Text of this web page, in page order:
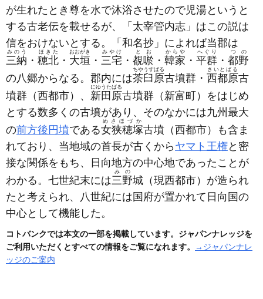
が生れたとき尊を水で沐浴させたので児湯というと
する古老伝を載せるが、「太宰管内志」はこの説は
信をおけないとする。「和名抄」によれば当郡は
三納
みのう
・ 穂北
ほきた
・ 大垣
おおがき
・ 三宅
みやけ
・ 覩唹
とお
・ 韓家
からや
・ 平群
へぐり
・ 都野
つの
の八郷からなる。郡内には茶臼原
ちやうすばる
古墳群・ 西都原
さいとばる
古
墳群 （西都市） 、 新田原
にゆうたばる
古墳群 （新富町） をはじめ
とする数多くの古墳があり、そのなかには九州最大
の前方後円墳である女狭穂塚
めさほづか
古墳 （西都市）
も含ま
れており、当地域の首長が古くから ヤマト王権と密
接な関係をもち、日向地方の中心地であったことが
わかる。七世紀末には三野
みの
城 （現西都市） が造られ
たと考えられ、八世紀には国府が置かれて日向国の
中心として機能した。
コトバンクでは本文の一部を掲載しています。ジャパンナレッジを
ご利用いただくとすべての情報をご覧になれます。
→ジャパンナレ
ッジのご案内